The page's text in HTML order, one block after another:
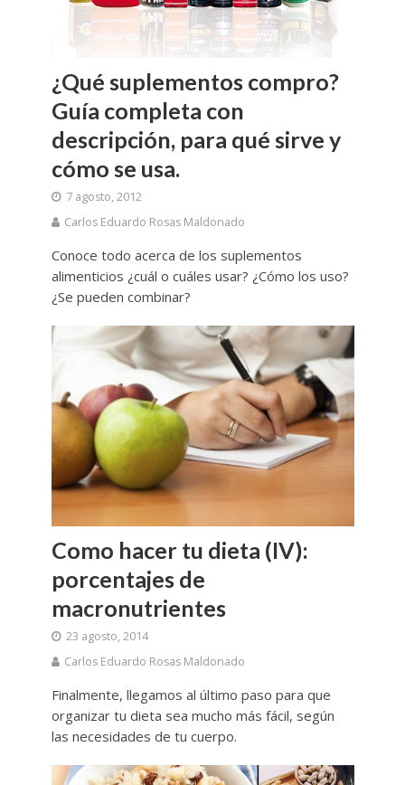
¿Qué suplementos compro?
Guía completa con
descripción, para qué sirve y
cómo se usa.
7 agosto, 2012
Carlos Eduardo Rosas Maldonado
Conoce todo acerca de los suplementos
alimenticios ¿cuál o cuáles usar? ¿Cómo los uso?
¿Se pueden combinar?
Como hacer tu dieta (IV):
porcentajes de
macronutrientes
23 agosto, 2014
Carlos Eduardo Rosas Maldonado
Finalmente, llegamos al último paso para que
organizar tu dieta sea mucho más fácil, según
las necesidades de tu cuerpo.